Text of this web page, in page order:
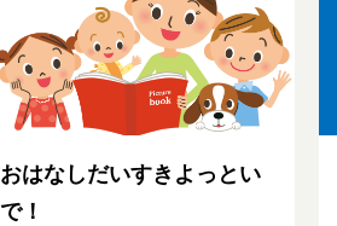
おはなしだいすきよっとい
で！